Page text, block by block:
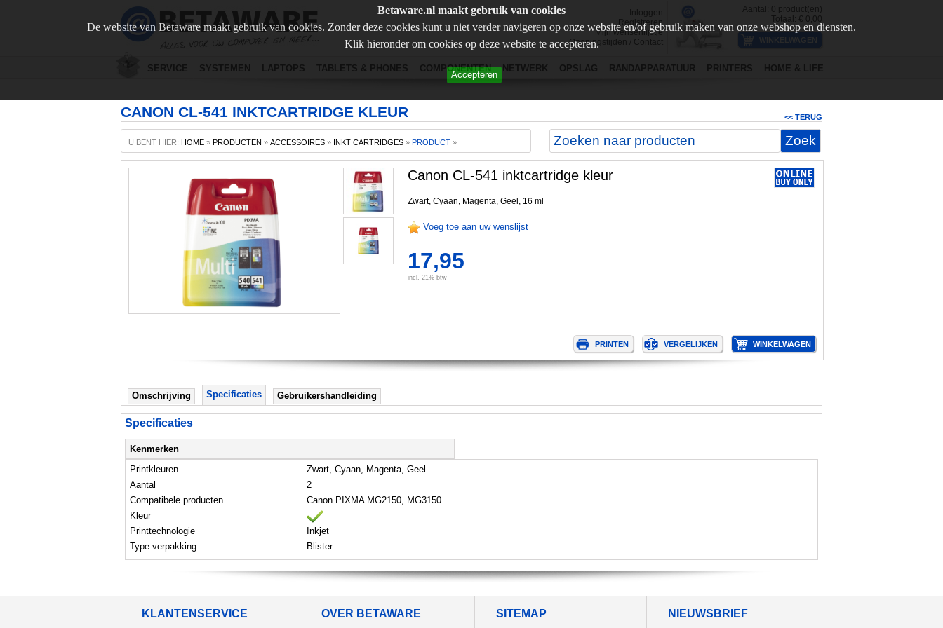
Betaware.nl maakt gebruik van cookies
De website van Betaware maakt gebruik van cookies. Zonder deze cookies kunt u niet verder navigeren op onze website en/of gebruik maken van onze webshop en diensten.
Klik hieronder om cookies op deze website te accepteren.
Accepteren
Inloggen
Registreren
Mijn wensenlijstje
Openingstijden
Contact
Aantal: 0 product(en)
Totaal: €
0,00
SERVICE SYSTEMEN LAPTOPS TABLETS & PHONES COMPONENTEN NETWERK OPSLAG RANDAPPARATUUR PRINTERS HOME & LIFE
CANON CL-541 INKTCARTRIDGE KLEUR << TERUG
U BENT HIER: HOME » PRODUCTEN » ACCESSOIRES » INKT CARTRIDGES » PRODUCT »
Canon CL-541 inktcartridge kleur
Zwart, Cyaan, Magenta, Geel, 16 ml
Voeg toe aan uw wenslijst
17,95
incl. 21% btw
Omschrijving Specificaties Gebruikershandleiding
Specificaties
Kenmerken
Printkleuren
Zwart, Cyaan, Magenta, Geel
Aantal
2
Compatibele producten
Canon PIXMA MG2150, MG3150
Kleur
Printtechnologie
Inkjet
Type verpakking
Blister
KLANTENSERVICE OVER BETAWARE SITEMAP NIEUWSBRIEF